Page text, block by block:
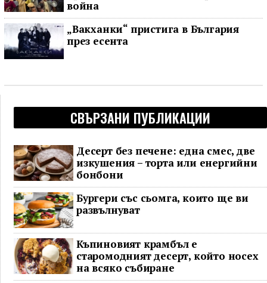
война
„Вакханки“ пристига в България
през есента
СВЪРЗАНИ ПУБЛИКАЦИИ
Десерт без печене: една смес, две
изкушения – торта или енергийни
бонбони
Бургери със сьомга, които ще ви
развълнуват
Къпиновият крамбъл е
старомодният десерт, който носех
на всяко събиране